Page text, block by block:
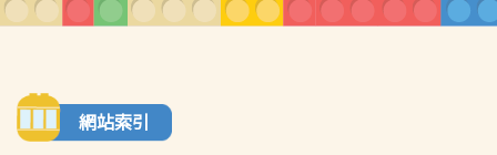
網站索引